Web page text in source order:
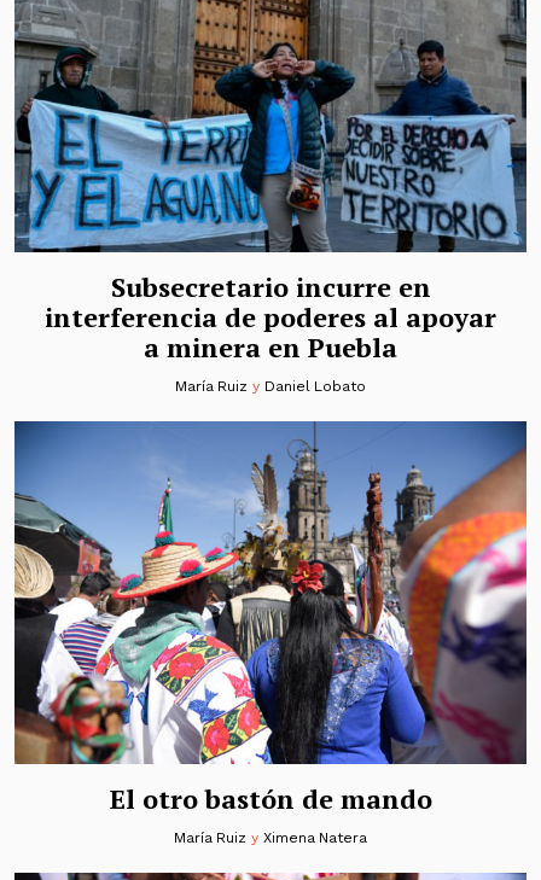
Subsecretario incurre en
interferencia de poderes al apoyar
a minera en Puebla
María Ruiz y Daniel Lobato
El otro bastón de mando
María Ruiz y Ximena Natera